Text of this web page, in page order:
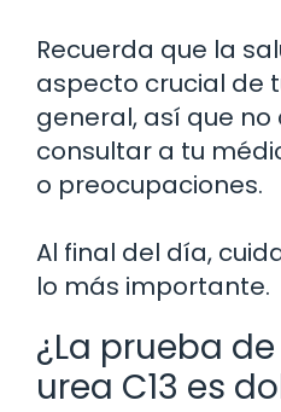
Recuerda que la
aspecto crucial de
general, así que no
consultar a tu
o preocupaciones.
Al final del día,
lo más importante.
¿La prueba
urea C13 es